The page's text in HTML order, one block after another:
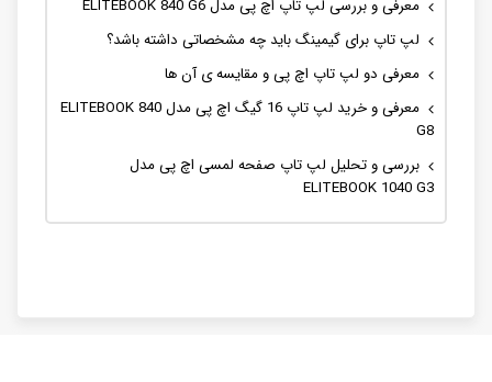
معرفی و بررسی لپ تاپ اچ پی مدل ELITEBOOK 840 G6
لپ تاپ برای گیمینگ باید چه مشخصاتی داشته باشد؟
معرفی دو لپ تاپ اچ پی و مقایسه ی آن ها
معرفی و خرید لپ تاپ 16 گیگ اچ پی مدل ELITEBOOK 840
G8
بررسی و تحلیل لپ تاپ صفحه لمسی اچ پی مدل
ELITEBOOK 1040 G3